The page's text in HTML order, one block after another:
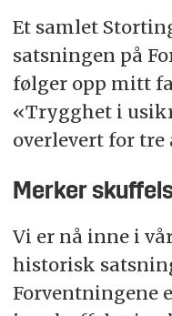
Et samlet
satsningen på
følger opp mitt
«Trygghet i
overlevert for tre
Merker
Vi er nå inne i
historisk
Forventningene